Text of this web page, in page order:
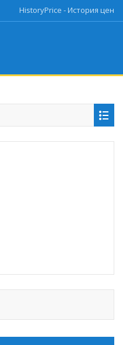
HistoryPrice - История цен